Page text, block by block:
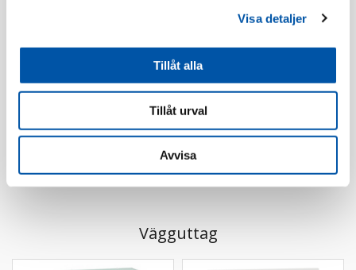
Visa detaljer
Tillåt alla
Tillåt urval
Avvisa
Elko
f 35mm sv
Elko
Plus väggutt 2-v mj
inf snabb OP sv
Vägguttag